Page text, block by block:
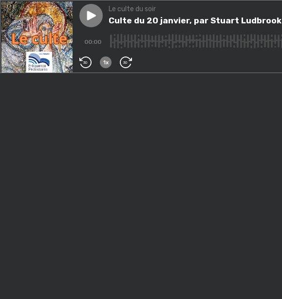
Play episodeCulte du 20 janvier, par Stuart Ludbrook
Le culte du soir
Culte du 20 janvier, par Stuart Ludbrook
00:00
30 1x 30